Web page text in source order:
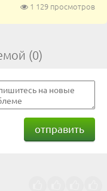
1 129 просмотров
(0)
отправить